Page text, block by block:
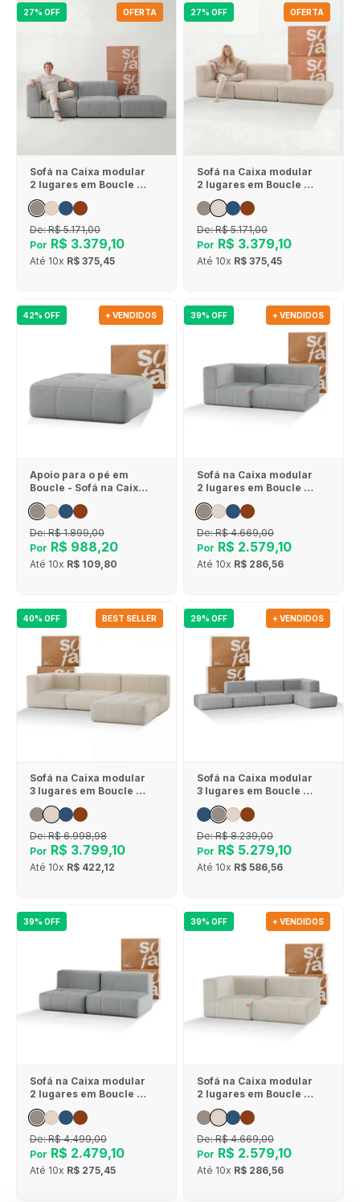
27% OFF OFERTA
Sofá na Caixa modular
2 lugares em Boucle - 1
Braço com Apoio de pé
- Cinza
De:R$ 5.171,00
Por R$ 3.379,10
Até 10x R$ 375,45
27% OFF OFERTA
Sofá na Caixa modular
2 lugares em Boucle - 1
Braço com Apoio de pé
- Linho
De:R$ 5.171,00
Por R$ 3.379,10
Até 10x R$ 375,45
42% OFF + VENDIDOS
Apoio para o pé em
Boucle - Sofá na Caixa
- Cinza
De:R$ 1.899,00
Por R$ 988,20
Até 10x R$ 109,80
39% OFF + VENDIDOS
Sofá na Caixa modular
2 lugares em Boucle - 1
De:R$ 4.669,00
Por R$ 2.579,10
Até 10x R$ 286,56
40% OFF BEST SELLER
Sofá na Caixa modular
3 lugares em Boucle - 1
Braço com Chaise -
Linho
De:R$ 6.998,98
Por R$ 3.799,10
Até 10x R$ 422,12
29% OFF + VENDIDOS
Sofá na Caixa modular
3 lugares em Boucle - 1
Braço com 2 Chaises -
Cinza
De:R$ 8.239,00
Por R$ 5.279,10
Até 10x R$ 586,56
39% OFF
Sofá na Caixa modular
2 lugares em Boucle -
Sem braço - Cinza
De:R$ 4.499,00
Por R$ 2.479,10
Até 10x R$ 275,45
39% OFF + VENDIDOS
Sofá na Caixa modular
2 lugares em Boucle - 1
De:R$ 4.669,00
Por R$ 2.579,10
Até 10x R$ 286,56